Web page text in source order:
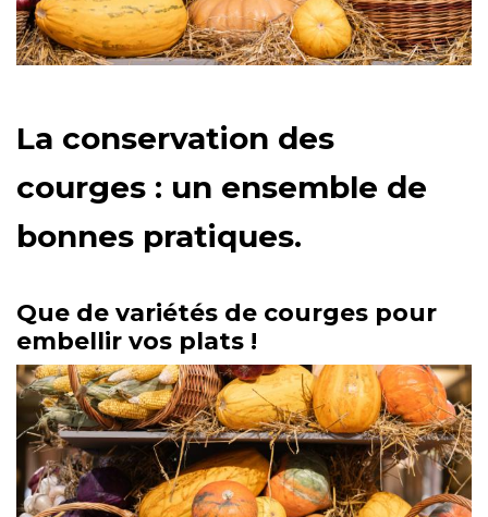
La conservation des
courges : un ensemble de
bonnes pratiques.
Que de variétés de courges pour
embellir vos plats !